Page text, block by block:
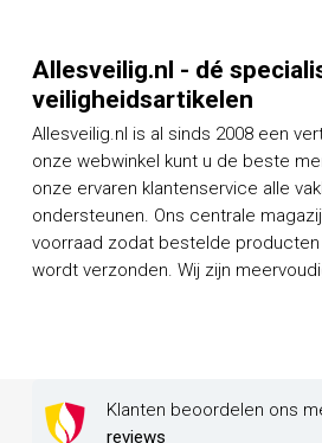
Allesveilig.nl - dé
veiligheidsartikelen
Allesveilig.nl is al sinds 2008 een
onze webwinkel kunt u de beste
onze ervaren klantenservice alle
ondersteunen. Ons centrale
voorraad zodat bestelde
wordt verzonden. Wij zijn meervoudig gecertificeerd en officieel dealer van een groot aantal
Klanten beoordelen ons
reviews